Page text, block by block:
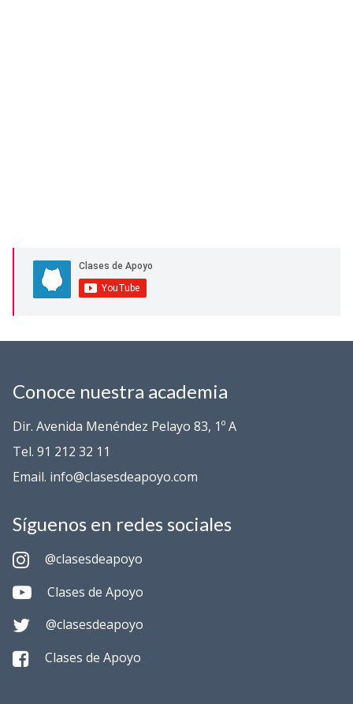
Conoce nuestra academia
Dir. Avenida Menéndez Pelayo 83, 1º A
Tel. 91 212 32 11
Email. info@clasesdeapoyo.com
Síguenos en redes sociales
@clasesdeapoyo
Clases de Apoyo
@clasesdeapoyo
Clases de Apoyo